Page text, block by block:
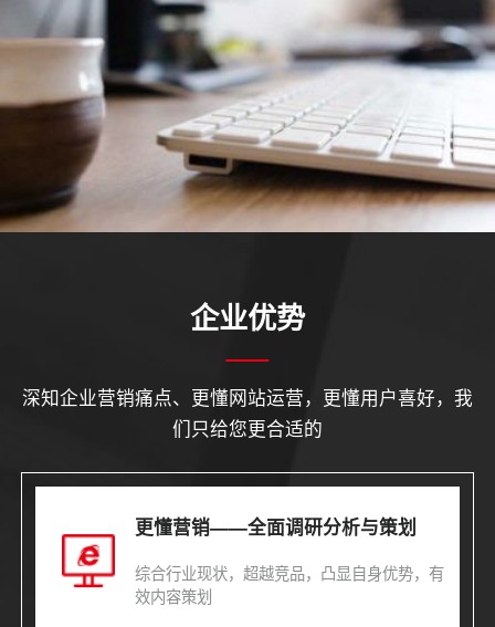
企业优势
深知企业营销痛点、更懂网站运营，更懂用户喜好，我
们只给您更合适的
更懂营销——全面调研分析与策划
综合行业现状，超越竞品，凸显自身优势，有
效内容策划